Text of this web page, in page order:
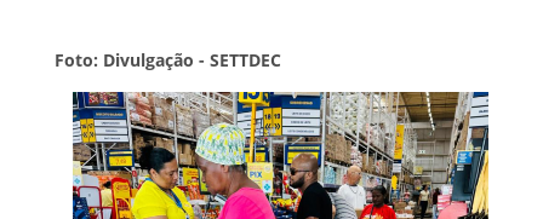
Foto: Divulgação - SETTDEC